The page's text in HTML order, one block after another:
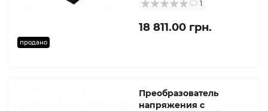
продано
1
18 811.00 грн.
Преобразователь
напряжения с